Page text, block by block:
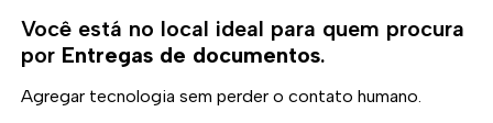
Você está no local ideal para quem procura
por Entregas de documentos.
Agregar tecnologia sem perder o contato humano.